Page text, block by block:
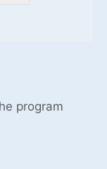
program